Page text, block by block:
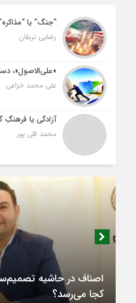
“جنگ” یا
رضایی تربقان
«علی‌الاصول»،
علی محمد خزاعی
آزادگی یا فرهنگِ
محمد قلی پور
اصناف در حاشیه
کجا می‌رسد؟